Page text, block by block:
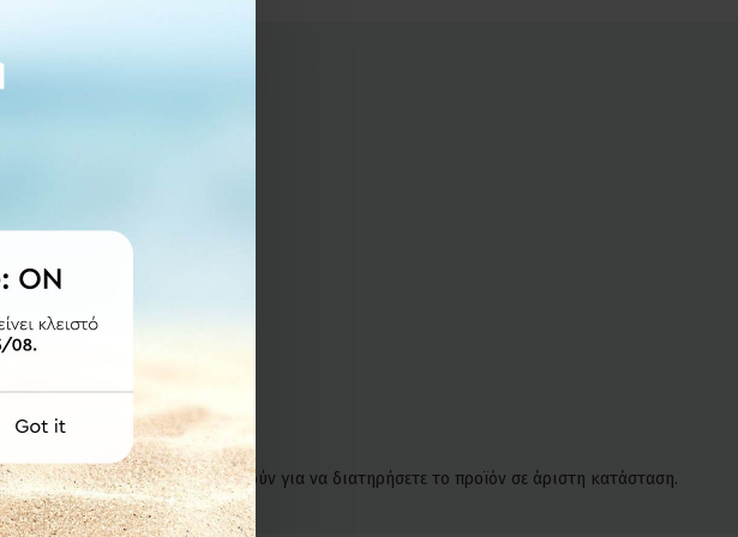
αυτόν ακριβώς το λόγο.
πανί ή σκέτο νερό, αρκούν για να διατηρήσετε το προϊόν σε άριστη κατάσταση.